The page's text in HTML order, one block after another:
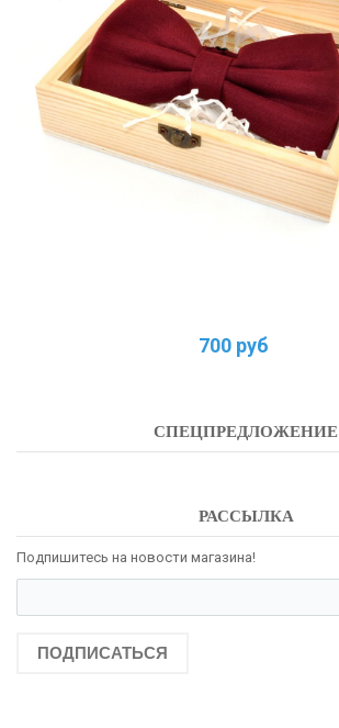
700 руб
СПЕЦПРЕДЛОЖЕНИЕ
РАССЫЛКА
Подпишитесь на новости магазина!
ПОДПИСАТЬСЯ